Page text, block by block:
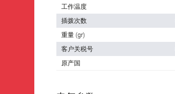
工作温度
插拨次数
重量 (gr)
客户关税号
原产国